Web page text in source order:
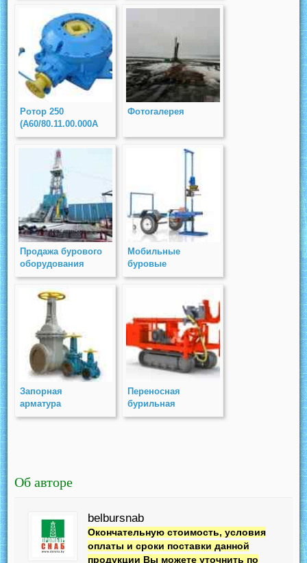
Ротор 250
(А60/80.11.00.000А
сб-01)
Фотогалерея
Продажа бурового
оборудования
Мобильные
буровые
установки
Запорная
арматура
Переносная
бурильная
установка ПБУ
Об авторе
belbursnab
Окончательную стоимость, условия
оплаты и сроки поставки данной
продукции Вы можете уточнить по